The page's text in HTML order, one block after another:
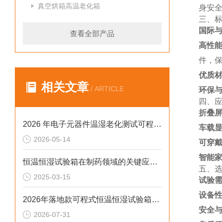
真空烘箱高温老化箱
查看全部产品
相关文章 / ARTICLE
2026 年电子元器件温湿老化测试可程式恒温恒湿试验箱排行榜
2026-05-14
恒温恒湿试验箱在制药领域的关键应用及技术要点解析
2025-03-15
2026年落地款可程式恒温恒湿试验箱：风冷水冷定制选型指南
2026-07-31
身安
三、
国际
高性
件，
优质
环保
四、
折叠
车载
可穿
智能
五、
试验
设备
安全